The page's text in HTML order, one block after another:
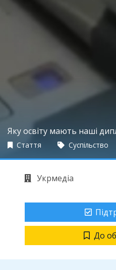
Яку освіту мають наші
Стаття Суспільство
Укрмедіа
До